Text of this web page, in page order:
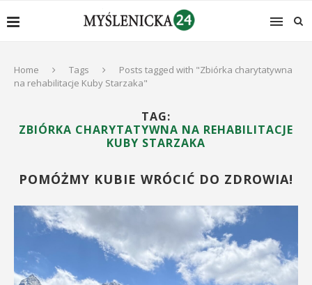
Home Tags
Posts tagged with "Zbiórka charytatywna
na rehabilitacje Kuby Starzaka"
TAG:
ZBIÓRKA CHARYTATYWNA NA REHABILITACJE
KUBY STARZAKA
POMÓŻMY KUBIE WRÓCIĆ DO ZDROWIA!